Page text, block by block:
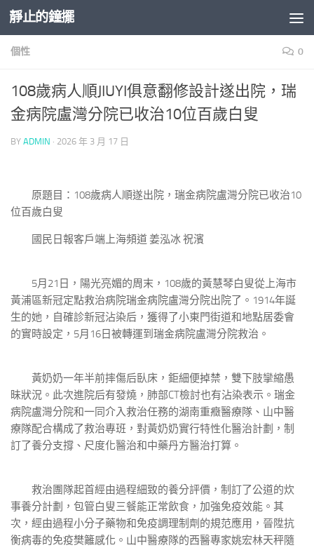
Skip to content
靜止的鐘擺
個性 0
108歲病人順JIUYI俱意翻修設計遂出院，瑞
金病院盧灣分院已收治10位百歲白叟
BY ADMIN · 2026 年 3 月 17 日
原題目：108歲病人順遂出院，瑞金病院盧灣分院已收治10
位百歲白叟
國民日報客戶端上海頻道 姜泓冰 祝濱
5月21日，陽光亮媚的周末，108歲的黃慧琴白叟從上海市
黃浦區新冠定點救治病院瑞金病院盧灣分院出院了。1914年誕
生的她，自確診新冠沾染后，獲得了小東門街道和地點居委會
的實時設定，5月16日被轉運到瑞金病院盧灣分院救治。
黃奶奶一年半前摔傷后臥床，鉅細便掉禁，雙下肢攣縮愚
昧狀況。此次進院后有發燒，肺部CT檢討也有沾染表示。瑞金
病院盧灣分院和一同介入救治任務的湖南重癥醫療隊、山中醫
療隊配合構成了救治專班，對黃奶奶實行特性化醫治計劃，制
訂了養分支撐、尺度化醫治和中藥丹方醫治打算。
救治團隊起首經由過程細致的養分評價，制訂了公道的炊
事養分計劃，包管白叟三餐能正常飲食，加強免疫效能。其
次，經由過程小分子藥物和免疫調理制劑的規范應用，晉陞抗
衡病毒的免疫樊籬感化。山中醫療隊的西醫專家姚宏林天秤隨